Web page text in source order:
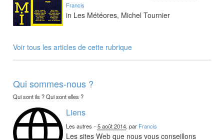
Francis
in Les Météores, Michel Tournier
Voir tous les articles de cette rubrique
Qui sommes-nous ?
Qui sont ils ? Qui sont elles ?
Liens
Les autres -5 août 2014, par Francis
Les sites Web que nous vous conseillons